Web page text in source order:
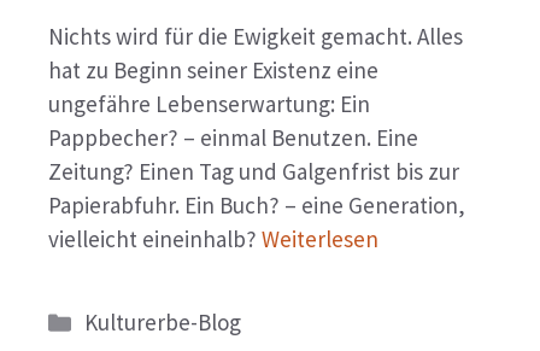
Nichts wird für die Ewigkeit gemacht. Alles
hat zu Beginn seiner Existenz eine
ungefähre Lebenserwartung: Ein
Pappbecher? – einmal Benutzen. Eine
Zeitung? Einen Tag und Galgenfrist bis zur
Papierabfuhr. Ein Buch? – eine Generation,
vielleicht eineinhalb? Weiterlesen
Kategorien
Kulturerbe-Blog